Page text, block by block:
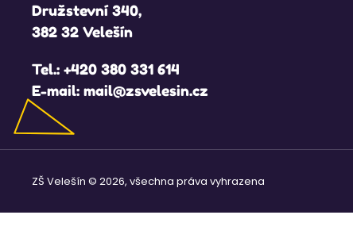
Družstevní 340,
382 32 Velešín
Tel.: +420 380 331 614
E-mail: mail@zsvelesin.cz
ZŠ Velešín © 2026, všechna práva vyhrazena